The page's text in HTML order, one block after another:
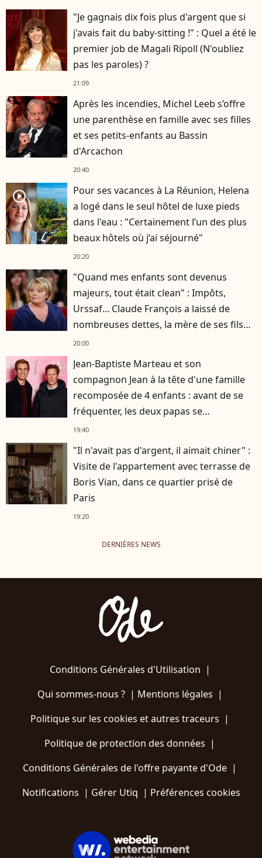
"Je gagnais dix fois plus d'argent que si
j'avais fait du baby-sitting !" : Quel a été le
premier job de Magali Ripoll (N'oubliez
pas les paroles) ?
21:09
Après les incendies, Michel Leeb s’offre
une parenthèse en famille avec ses filles
et ses petits-enfants au Bassin
d'Arcachon
20:40
player2
Pour ses vacances à La Réunion, Helena
a logé dans le seul hôtel de luxe pieds
dans l'eau : "Certainement l’un des plus
beaux hôtels où j’ai séjourné"
20:20
"Quand mes enfants sont devenus
majeurs, tout était clean" : Impôts,
Urssaf... Claude François a laissé de
nombreuses dettes, la mère de ses fils
s'est occupée de tout
20:00
Jean-Baptiste Marteau et son
compagnon Jean à la tête d'une famille
recomposée de 4 enfants : avant de se
fréquenter, les deux papas se
connaissaient depuis des années
19:40
"Il n'avait pas d'argent, il aimait chiner" :
Visite de l'appartement avec terrasse de
Boris Vian, dans ce quartier prisé de
Paris
19:20
DERNIÈRES NEWS
Conditions Générales d'Utilisation |
Qui sommes-nous ?| Mentions légales |
Politique sur les cookies et autres traceurs |
Politique de protection des données |
Conditions Générales de l'offre payante d'Ode |
Notifications | Gérer Utiq | Préférences cookies